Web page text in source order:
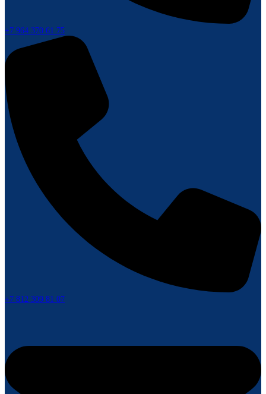
+7 964 370 61 75
+7 812 309 81 07